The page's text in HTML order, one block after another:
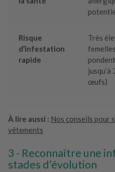
Risque
d’infestation
rapide
Très
femelles
pondent
jusqu’à
œufs)
À lire aussi : Nos conseils pour
vêtements
Reconnaître une
stades d’évolution